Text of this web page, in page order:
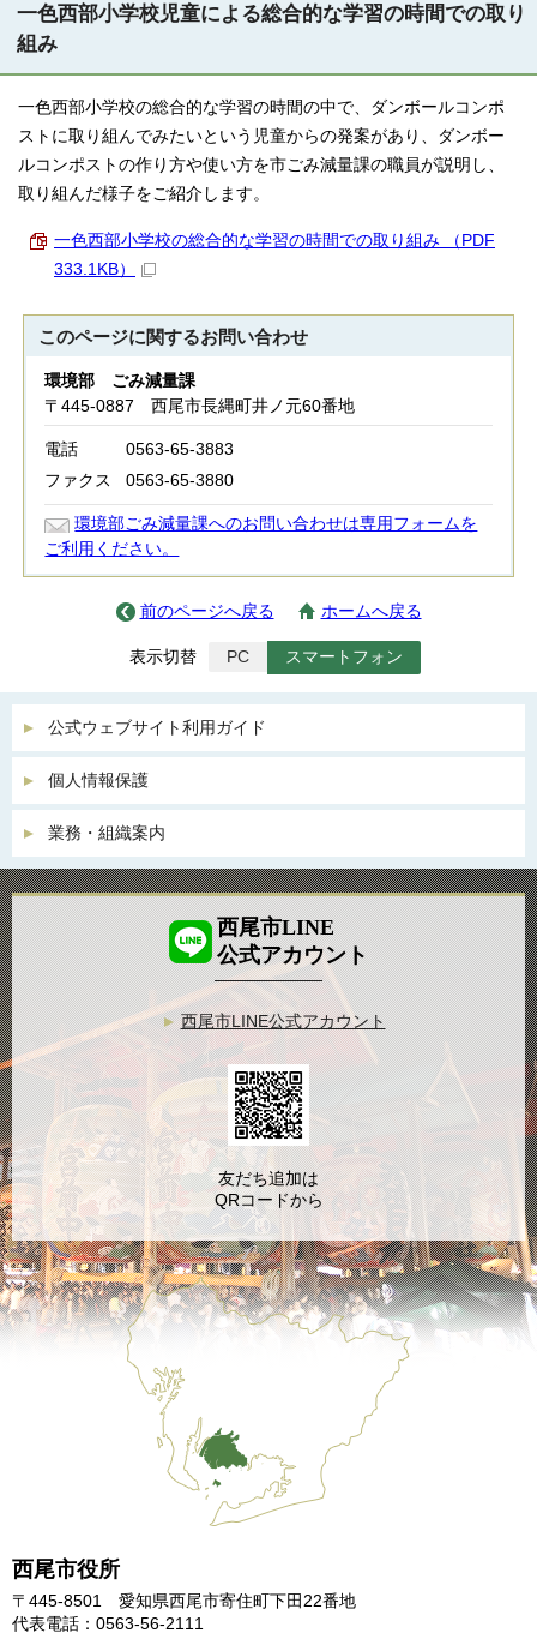
一色西部小学校児童による総合的な学習の時間での取り
組み
一色西部小学校の総合的な学習の時間の中で、ダンボールコンポ
ストに取り組んでみたいという児童からの発案があり、ダンボー
ルコンポストの作り方や使い方を市ごみ減量課の職員が説明し、
取り組んだ様子をご紹介します。
一色西部小学校の総合的な学習の時間での取り組み （PDF
333.1KB）
このページに関するお問い合わせ
環境部 ごみ減量課
〒445-0887 西尾市長縄町井ノ元60番地
電話
0563-65-3883
ファクス
0563-65-3880
環境部ごみ減量課へのお問い合わせは専用フォームを
ご利用ください。
前のページへ戻る ホームへ戻る
表示切替 PC スマートフォン
公式ウェブサイト利用ガイド
個人情報保護
業務・組織案内
西尾市役所
〒445-8501 愛知県西尾市寄住町下田22番地
代表電話：0563-56-2111
西尾市LINE
公式アカウント
西尾市LINE公式アカウント
友だち追加は
QRコードから